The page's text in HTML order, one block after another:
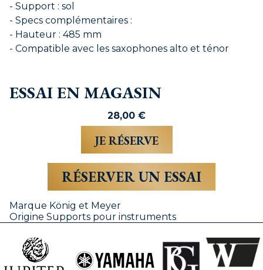
- Support : sol
- Specs complémentaires :
- Hauteur : 485 mm
- Compatible avec les saxophones alto et ténor
ESSAI EN MAGASIN
28,00 €
RÉSERVER UN ESSAI
Marque König et Meyer
Origine Supports pour instruments